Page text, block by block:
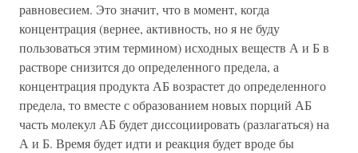
равновесием. Это значит, что в момент, когда
концентрация (вернее, активность, но я не буду
пользоваться этим термином) исходных веществ А и Б в
растворе снизится до определенного предела, а
концентрация продукта АБ возрастет до определенного
предела, то вместе с образованием новых порций АБ
часть молекул АБ будет диссоциировать (разлагаться) на
А и Б. Время будет идти и реакция будет вроде бы